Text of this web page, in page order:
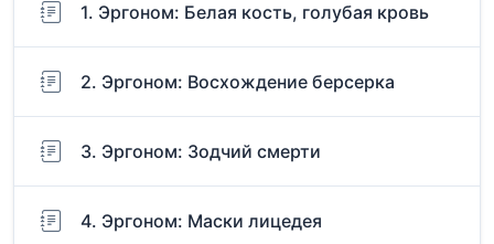
1. Эргоном: Белая кость, голубая кровь
2. Эргоном: Восхождение берсерка
3. Эргоном: Зодчий смерти
4. Эргоном: Маски лицедея